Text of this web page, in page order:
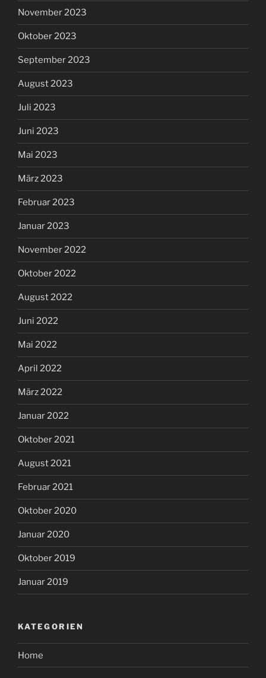
November 2023
Oktober 2023
September 2023
August 2023
Juli 2023
Juni 2023
Mai 2023
März 2023
Februar 2023
Januar 2023
November 2022
Oktober 2022
August 2022
Juni 2022
Mai 2022
April 2022
März 2022
Januar 2022
Oktober 2021
August 2021
Februar 2021
Oktober 2020
Januar 2020
Oktober 2019
Januar 2019
KATEGORIEN
Home